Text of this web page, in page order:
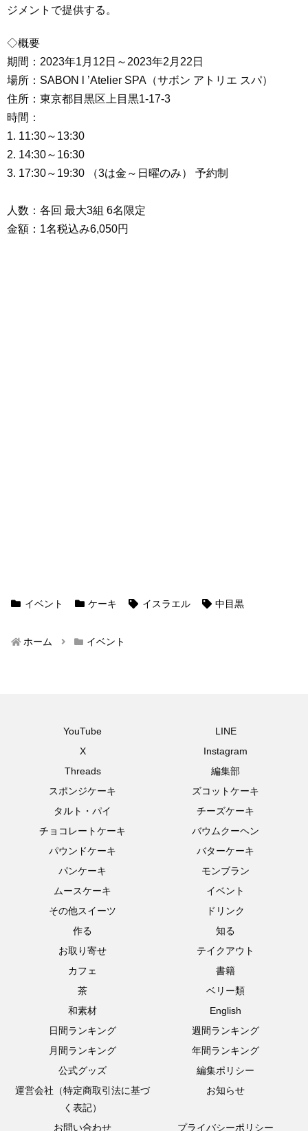
ジメントで提供する。
◇概要
期間：2023年1月12日～2023年2月22日
場所：SABON l ’Atelier SPA（サボン アトリエ スパ）
住所：東京都目黒区上目黒1-17-3
時間：
1. 11:30～13:30
2. 14:30～16:30
3. 17:30～19:30 （3は金～日曜のみ） 予約制
人数：各回 最大3組 6名限定
金額：1名税込み6,050円
イベント ケーキ イスラエル 中目黒
ホーム イベント
YouTube
LINE
X
Instagram
Threads
編集部
スポンジケーキ
ズコットケーキ
タルト・パイ
チーズケーキ
チョコレートケーキ
バウムクーヘン
パウンドケーキ
バターケーキ
パンケーキ
モンブラン
ムースケーキ
イベント
その他スイーツ
ドリンク
作る
知る
お取り寄せ
テイクアウト
カフェ
書籍
茶
ベリー類
和素材
English
日間ランキング
週間ランキング
月間ランキング
年間ランキング
公式グッズ
編集ポリシー
運営会社（特定商取引法に基づ
く表記）
お知らせ
お問い合わせ プライバシーポリシー